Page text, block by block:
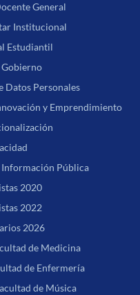
General
Institucional
Estudiantil
Datos Personales
y Emprendimiento
Información Pública
2020
2022
2026
de Medicina
de Enfermería
de Música